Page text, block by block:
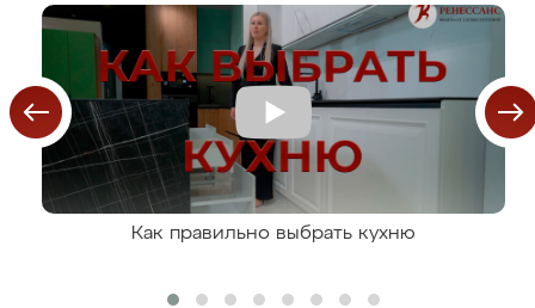
Как правильно выбрать кухню